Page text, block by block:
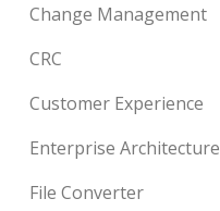
Change Management
CRC
Customer Experience
Enterprise Architecture
File Converter